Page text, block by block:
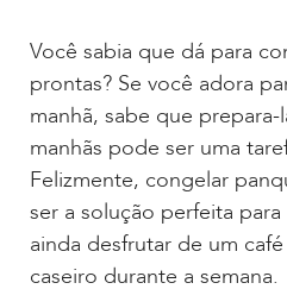
Você sabia que dá para
prontas? Se você adora
manhã, sabe que prepara-
manhãs pode ser uma
Felizmente, congelar
ser a solução perfeita
ainda desfrutar de um
caseiro durante a semana.